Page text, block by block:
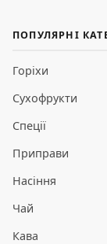
ПОПУЛЯРНІ
Горіхи
Сухофрукти
Спеції
Приправи
Насіння
Чай
Кава